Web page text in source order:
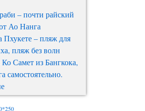
– почти райский
Ао Нанга
– пляж для
пляж без волн
Самет из Бангкока,
самостоятельно.